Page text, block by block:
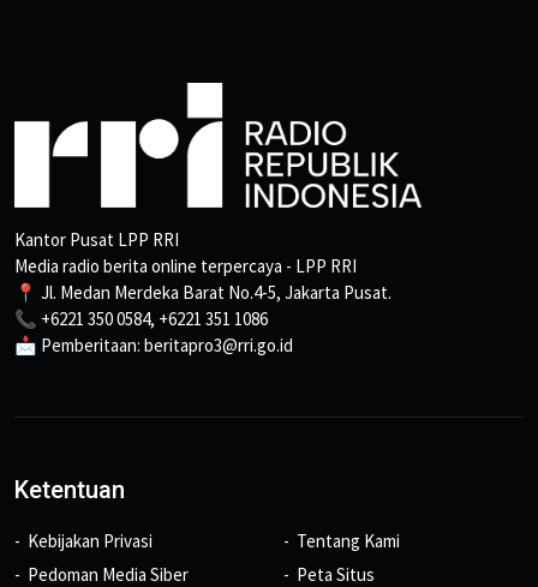
Kantor Pusat LPP RRI
Media radio berita online terpercaya - LPP RRI
📍 Jl. Medan Merdeka Barat No.4-5, Jakarta Pusat.
📞 +6221 350 0584, +6221 351 1086
📩 Pemberitaan: beritapro3@rri.go.id
Ketentuan
Kebijakan Privasi
Pedoman Media Siber
Tentang Kami
Peta Situs